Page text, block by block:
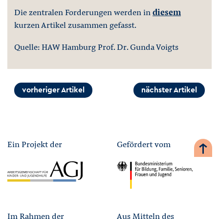
Die zentralen Forderungen werden indiesem
kurzen Artikel zusammen gefasst.
Quelle: HAW Hamburg Prof. Dr. Gunda Voigts
vorheriger Artikel nächster Artikel
Ein Projekt der Gefördert vom
Im Rahmen der Aus Mitteln des